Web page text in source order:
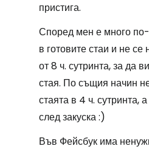
пристига.
Според мен е много по-
в готовите стаи и не се
от 8 ч. сутринта, за да
стая. По същия начин
стаята в 4 ч. сутринта,
след закуска :)
Във Фейсбук има